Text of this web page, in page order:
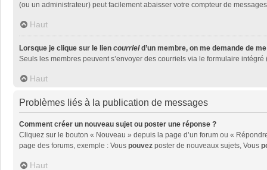
(ou un administrateur) peut facilement abaisser votre compteur de
Haut
Lorsque je clique sur le lien courrield’un membre, on me demande de
Seuls les membres peuvent s’envoyer des courriels via le formulaire
Haut
Problèmes liés à la publication de messages
Comment créer un nouveau sujet ou poster une réponse ?
Cliquez sur le bouton « Nouveau » depuis la page d’un forum ou «
page des forums, exemple : Vous pouvez poster de nouveaux sujets, Vous
Haut